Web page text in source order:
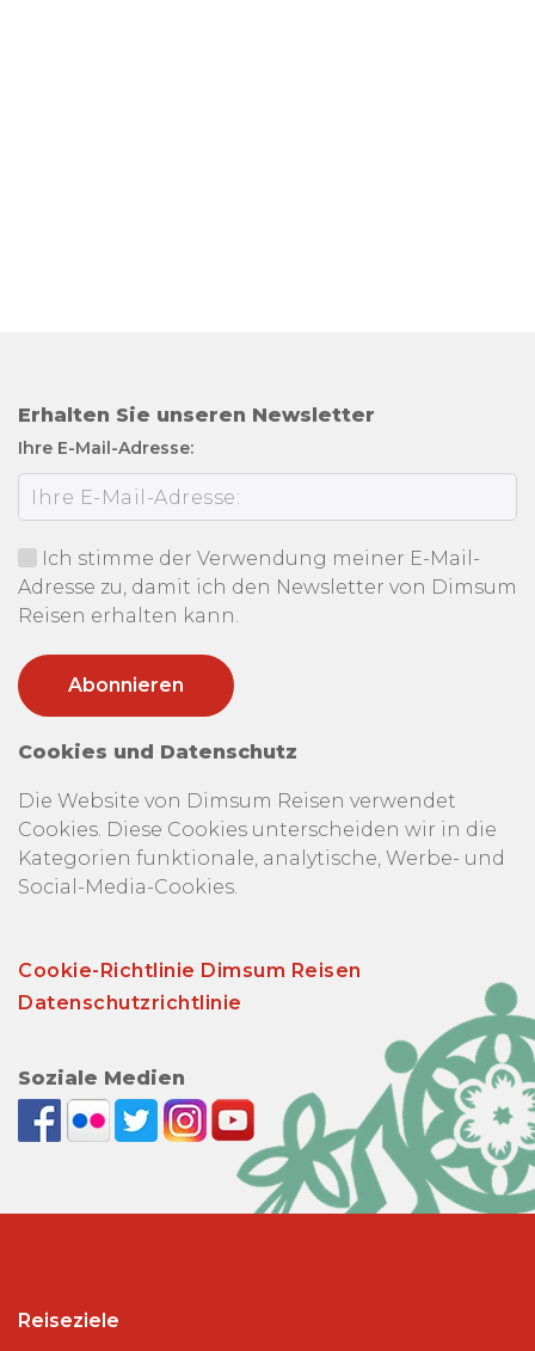
Erhalten Sie unseren Newsletter
Ihre E-Mail-Adresse:
Ich stimme der Verwendung meiner E-Mail-
Adresse zu, damit ich den Newsletter von Dimsum
Reisen erhalten kann.
Cookies und Datenschutz
Die Website von Dimsum Reisen verwendet
Cookies. Diese Cookies unterscheiden wir in die
Kategorien funktionale, analytische, Werbe- und
Social-Media-Cookies.
Cookie-Richtlinie Dimsum Reisen
Datenschutzrichtlinie
Soziale Medien
Reiseziele